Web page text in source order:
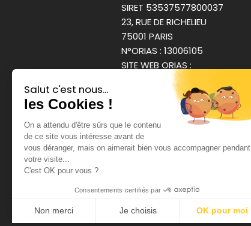
SIRET 53537577800037
23, RUE DE RICHELIEU
75001 PARIS
N°ORIAS : 13006105
SITE WEB ORIAS :
WWW.ORIAS.FR
SOUS LE CONTRÔLE DE
L’A.C.P.R : AUTORITÉ DE
CONTRÔLE PRUDENTIEL ET DE
RÉSOLUTION
61, RUE TAITBOUT – 75009
Salut c'est nous...
les Cookies !
On a attendu d'être sûrs que le contenu
de ce site vous intéresse avant de
vous déranger, mais on aimerait bien vous accompagner pendant
votre visite...
C'est OK pour vous ?
Consentements certifiés par
Non merci Je choisis OK pour moi